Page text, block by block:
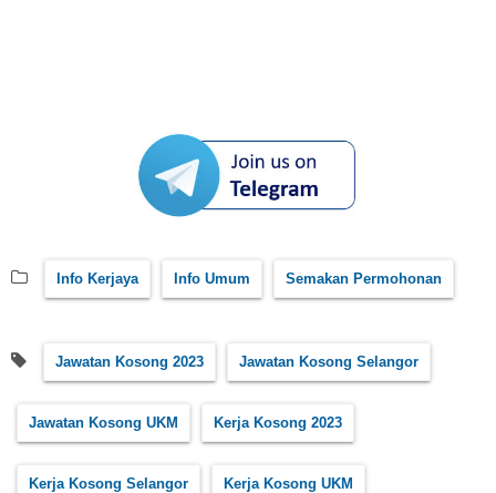
Info Kerjaya Info Umum Semakan Permohonan
Jawatan Kosong 2023 Jawatan Kosong Selangor
Jawatan Kosong UKM Kerja Kosong 2023
Kerja Kosong Selangor Kerja Kosong UKM